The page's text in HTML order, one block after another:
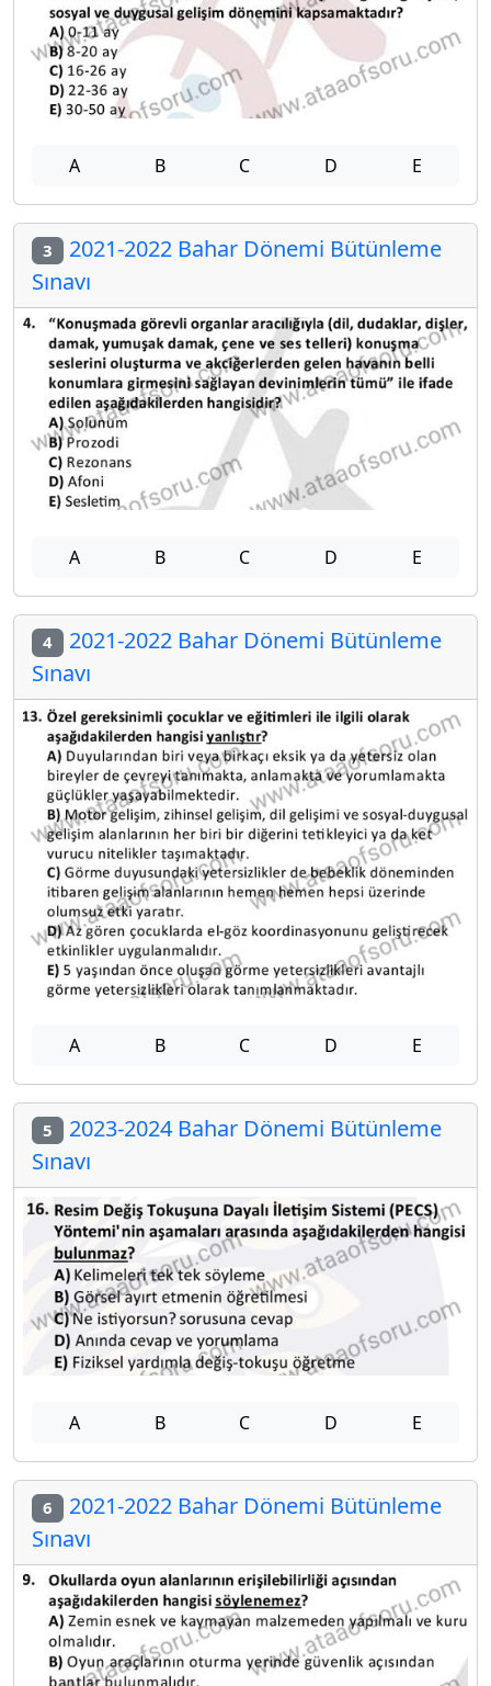
A B C D E
3 2021-2022 Bahar Dönemi Bütünleme
Sınavı
A B C D E
4 2021-2022 Bahar Dönemi Bütünleme
Sınavı
A B C D E
5 2023-2024 Bahar Dönemi Bütünleme
Sınavı
A B C D E
6 2021-2022 Bahar Dönemi Bütünleme
Sınavı